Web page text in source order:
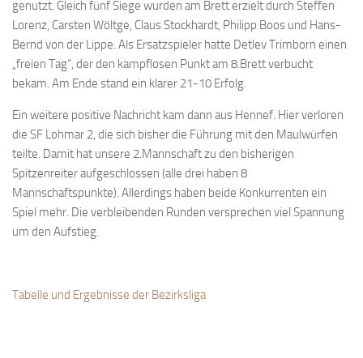
Bonner Schnellschachturniere
Mannschaften
1. Mannschaft
3. Mannschaft
4. Mannschaft
Jugendschach
Schach online
1.Online Schachturnierserie
Verein
genutzt. Gleich fünf Siege wurden am Brett erzielt durch Steffen
Lorenz, Carsten Wöltge, Claus Stockhardt, Philipp Boos und Hans-
Bernd von der Lippe. Als Ersatzspieler hatte Detlev Trimborn einen
„freien Tag“, der den kampflosen Punkt am 8.Brett verbucht
bekam. Am Ende stand ein klarer 21-10 Erfolg.
Ein weitere positive Nachricht kam dann aus Hennef. Hier verloren
die SF Lohmar 2, die sich bisher die Führung mit den Maulwürfen
teilte. Damit hat unsere 2.Mannschaft zu den bisherigen
Spitzenreiter aufgeschlossen (alle drei haben 8
Mannschaftspunkte). Allerdings haben beide Konkurrenten ein
Spiel mehr. Die verbleibenden Runden versprechen viel Spannung
um den Aufstieg.
Tabelle und Ergebnisse der Bezirksliga